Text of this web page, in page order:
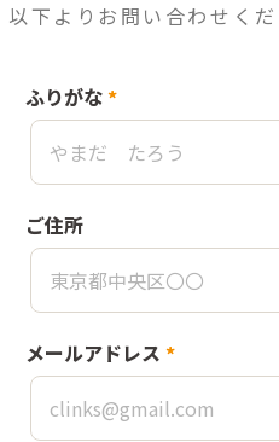
以下よりお問い合わせく
ふりがな*
ご住所
メールアドレス *